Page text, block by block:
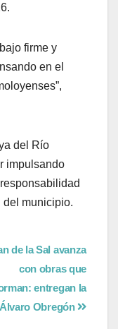
firme y
en el
del Río
impulsando
del municipio.
de la Sal avanza
con obras que
entregan la
Obregón